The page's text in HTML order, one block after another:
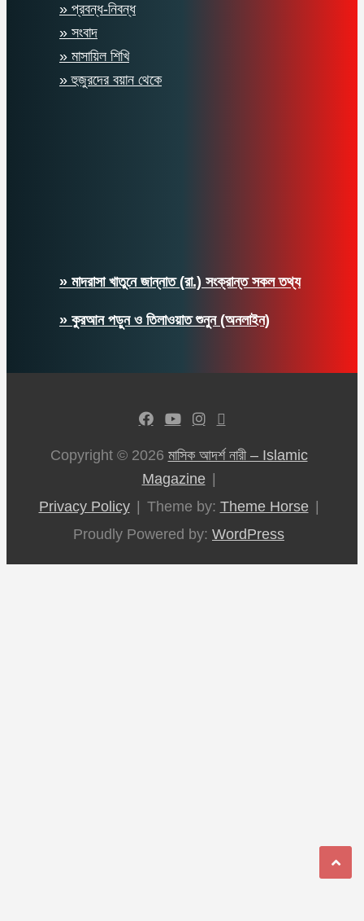
» প্রবন্ধ-নিবন্ধ
» সংবাদ
» মাসায়িল শিখি
» হুজুরদের বয়ান থেকে
» মাদরাসা খাতুনে জান্নাত (রা.) সংক্রান্ত সকল তথ্য
» কুরআন পড়ুন ও তিলাওয়াত শুনুন (অনলাইন)
Copyright © 2026 মাসিক আদর্শ নারী – Islamic
Magazine
Privacy Policy
Theme by: Theme Horse
Proudly Powered by: WordPress